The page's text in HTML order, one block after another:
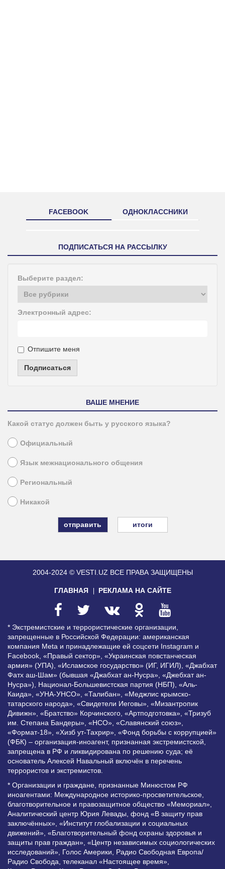
FACEBOOK ОДНОКЛАССНИКИ
ПОДПИСАТЬСЯ НА РАССЫЛКУ
Выберите раздел:
Электронный адрес:
Отпишите меня
Подписаться
ВАШЕ МНЕНИЕ
Какой статус должен быть у русского языка?
Официальный
Язык межнационального общения
Региональный
Никакой
итоги
2004-2024 © VESTI.UZ ВСЕ ПРАВА ЗАЩИЩЕНЫ
ГЛАВНАЯ РЕКЛАМА НА САЙТЕ
* Экстремистские и террористические организации,
запрещенные в Российской Федерации: американская
компания Meta и принадлежащие ей соцсети Instagram и
Facebook, «Правый сектор», «Украинская повстанческая
армия» (УПА), «Исламское государство» (ИГ, ИГИЛ), «Джабхат
Фатх аш-Шам» (бывшая «Джабхат ан-Нусра», «Джебхат ан-
Нусра»), Национал-Большевистская партия (НБП), «Аль-
Каида», «УНА-УНСО», «Талибан», «Меджлис крымско-
татарского народа», «Свидетели Иеговы», «Мизантропик
Дивижн», «Братство» Корчинского, «Артподготовка», «Тризуб
им. Степана Бандеры», «НСО», «Славянский союз»,
«Формат-18», «Хизб ут-Тахрир», «Фонд борьбы с коррупцией»
(ФБК) – организация-иноагент, признанная экстремистской,
запрещена в РФ и ликвидирована по решению суда; её
основатель Алексей Навальный включён в перечень
террористов и экстремистов.
* Организации и граждане, признанные Минюстом РФ
иноагентами: Международное историко-просветительское,
благотворительное и правозащитное общество «Мемориал»,
Аналитический центр Юрия Левады, фонд «В защиту прав
заключённых», «Институт глобализации и социальных
движений», «Благотворительный фонд охраны здоровья и
защиты прав граждан», «Центр независимых социологических
исследований», Голос Америки, Радио Свободная Европа/
Радио Свобода, телеканал «Настоящее время»,